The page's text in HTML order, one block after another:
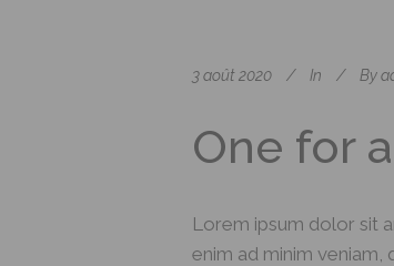
3 août 2020 In By
One for
Lorem ipsum dolor sit
enim ad minim